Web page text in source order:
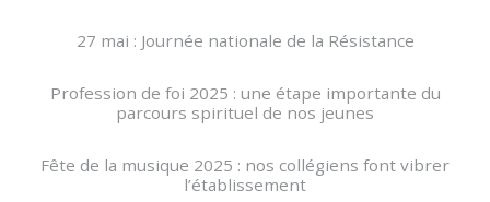
27 mai : Journée nationale de la Résistance
Profession de foi 2025 : une étape importante du
parcours spirituel de nos jeunes
Fête de la musique 2025 : nos collégiens font vibrer
l’établissement